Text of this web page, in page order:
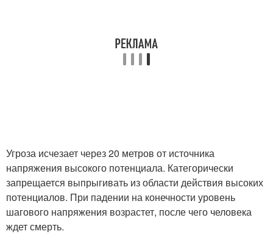
Угроза исчезает через 20 метров от источника
напряжения высокого потенциала. Категорически
запрещается выпрыгивать из области действия высоких
потенциалов. При падении на конечности уровень
шагового напряжения возрастет, после чего человека
ждет смерть.